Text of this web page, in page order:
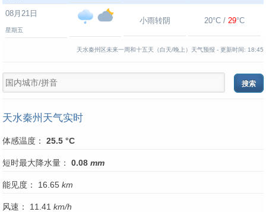
08月21日
星期五
小雨转阴 20°C / 29°C
天水秦州区未来一周和十五天（白天/晚上）天气预报 - 更新时间: 18:45
天水秦州天气实时
体感温度： 25.5 °C
短时最大降水量： 0.08 mm
能见度： 16.65 km
风速： 11.41 km/h